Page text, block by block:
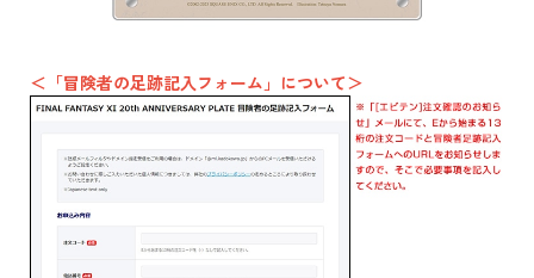
＜「冒険者の足跡記入フォーム」について＞